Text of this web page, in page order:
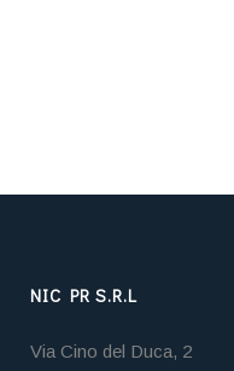
NIC PR S.R.L
Via Cino del Duca, 2